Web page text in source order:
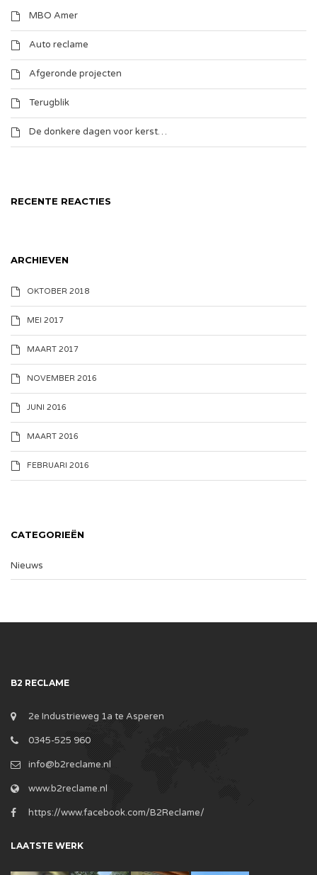
MBO Amer
Auto reclame
Afgeronde projecten
Terugblik
De donkere dagen voor kerst…
RECENTE REACTIES
ARCHIEVEN
OKTOBER 2018
MEI 2017
MAART 2017
NOVEMBER 2016
JUNI 2016
MAART 2016
FEBRUARI 2016
CATEGORIEËN
Nieuws
B2 RECLAME
2e Industrieweg 1a te Asperen
0345-525 960
info@b2reclame.nl
www.b2reclame.nl
https://www.facebook.com/B2Reclame/
LAATSTE WERK